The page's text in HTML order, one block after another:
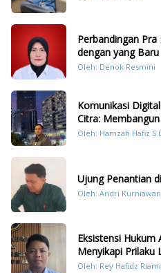
Perbandingan
dengan yang Baru
Oleh: Denok Resmini
Komunikasi
Citra:
Konten Humanis
Oleh: Hamzah Hafiz
Ujung Penantian
Oleh: Andri
Eksistensi
Menyikapi Prilaku
Dengan Hukum
Oleh: Rey Hafidz